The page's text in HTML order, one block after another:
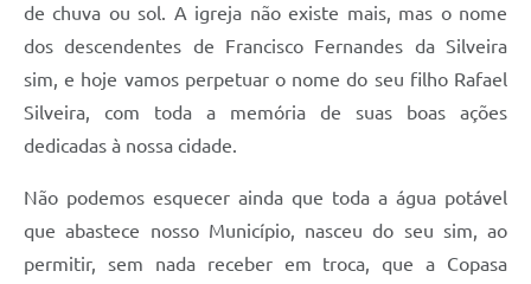
de chuva ou sol. A igreja não existe mais, mas o nome
dos descendentes de Francisco Fernandes da Silveira
sim, e hoje vamos perpetuar o nome do seu filho Rafael
Silveira, com toda a memória de suas boas ações
dedicadas à nossa cidade.
Não podemos esquecer ainda que toda a água potável
que abastece nosso Município, nasceu do seu sim, ao
permitir, sem nada receber em troca, que a Copasa